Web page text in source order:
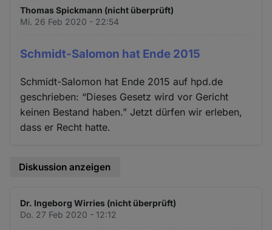
Thomas Spickmann (nicht überprüft)
Mi. 26 Feb 2020 - 22:54
Schmidt-Salomon hat Ende 2015
Schmidt-Salomon hat Ende 2015 auf hpd.de
geschrieben: “Dieses Gesetz wird vor Gericht
keinen Bestand haben.” Jetzt dürfen wir erleben,
dass er Recht hatte.
Diskussion anzeigen
Dr. Ingeborg Wirries (nicht überprüft)
Do. 27 Feb 2020 - 12:12